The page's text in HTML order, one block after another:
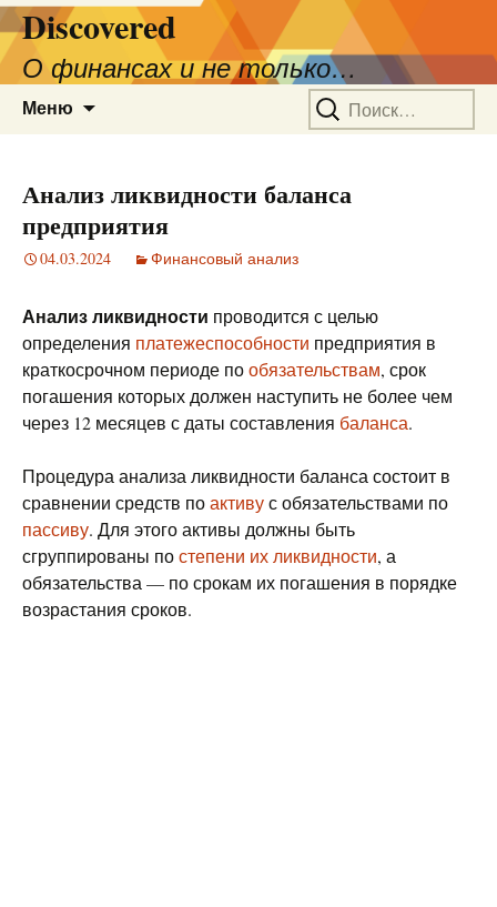
Discovered
О финансах и не только…
Меню Найти:
Анализ ликвидности баланса
предприятия
04.03.2024 Финансовый анализ
Анализ ликвидности проводится с целью
определения платежеспособности предприятия в
краткосрочном периоде пообязательствам, срок
погашения которых должен наступить не более чем
через 12 месяцев с даты составления баланса.
Процедура анализа ликвидности баланса состоит в
сравнении средств поактивус обязательствами по
пассиву. Для этого активы должны быть
сгруппированы постепени их ликвидности, а
обязательства — по срокам их погашения в порядке
возрастания сроков.